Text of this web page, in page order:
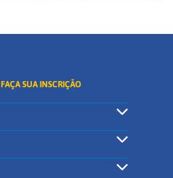
FAÇA SUA INSCRIÇÃO